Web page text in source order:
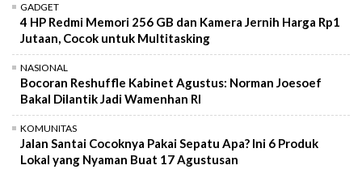
GADGET
4 HP Redmi Memori 256 GB dan Kamera Jernih Harga Rp1
Jutaan, Cocok untuk Multitasking
NASIONAL
Bocoran Reshuffle Kabinet Agustus: Norman Joesoef
Bakal Dilantik Jadi Wamenhan RI
KOMUNITAS
Jalan Santai Cocoknya Pakai Sepatu Apa? Ini 6 Produk
Lokal yang Nyaman Buat 17 Agustusan